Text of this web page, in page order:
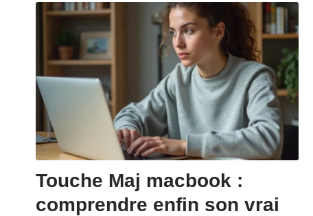
Touche Maj macbook :
comprendre enfin son vrai